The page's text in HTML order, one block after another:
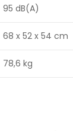
95 dB(A)
68 x 52 x 54 cm
78,6 kg